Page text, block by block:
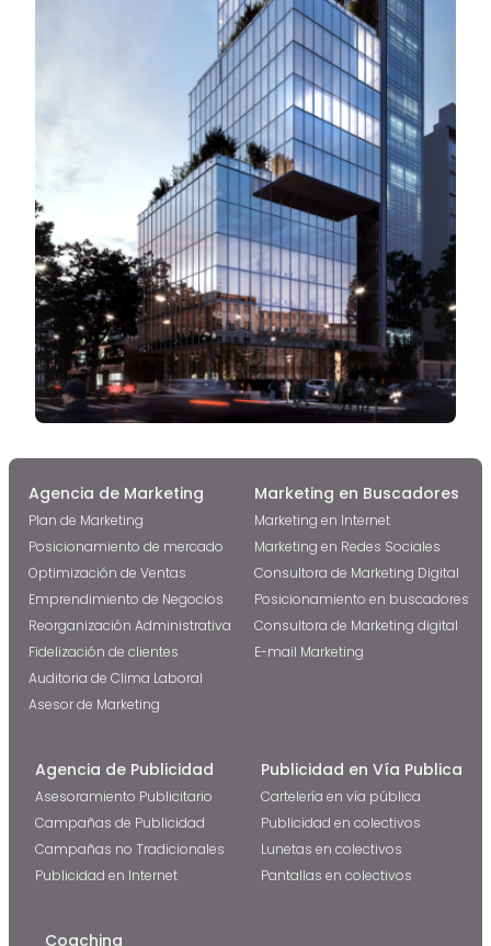
Agencia de Marketing
Plan de Marketing
Posicionamiento de mercado
Optimización de Ventas
Emprendimiento de Negocios
Reorganización Administrativa
Fidelización de clientes
Auditoria de Clima Laboral
Asesor de Marketing
Marketing en Buscadores
Marketing en Internet
Marketing en Redes Sociales
Consultora de Marketing Digital
Posicionamiento en buscadores
Consultora de Marketing digital
E-mail Marketing
Agencia de Publicidad
Asesoramiento Publicitario
Campañas de Publicidad
Campañas no Tradicionales
Publicidad en Internet
Publicidad en Vía Publica
Cartelería en vía pública
Publicidad en colectivos
Lunetas en colectivos
Pantallas en colectivos
Coaching